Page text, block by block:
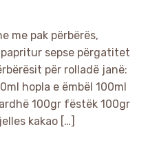
me pak përbërës,
sepse përgatitet
për rolladë janë:
hopla e ëmbël 100ml
100gr fëstëk 100gr
kakao […]